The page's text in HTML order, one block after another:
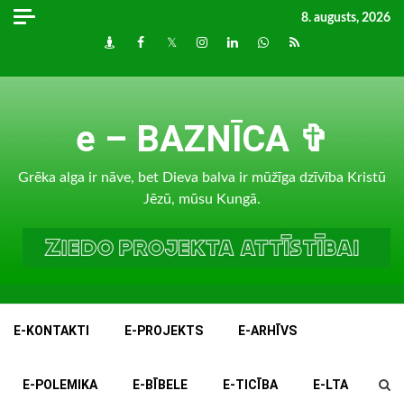
Skip
8. augusts, 2026
DraugiemFacebook
TwitterInstagram
LinkedInwhatsapp
RSS
e – BAZNĪCA ✞
Grēka alga ir nāve, bet Dieva balva ir mūžīga dzīvība Kristū
Jēzū, mūsu Kungā.
E-KONTAKTI E-PROJEKTS E-ARHĪVS
E-POLEMIKA E-BĪBELE E-TICĪBA E-LTA